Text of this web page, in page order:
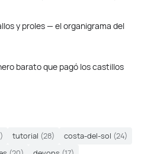
y proles — el organigrama del
barato que pagó los castillos
tutorial (28) costa-del-sol (24)